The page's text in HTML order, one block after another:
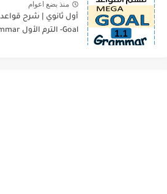
منذ بضع اعوام
Goal- الترم الأول Grammar الفصل الدراسي الأول